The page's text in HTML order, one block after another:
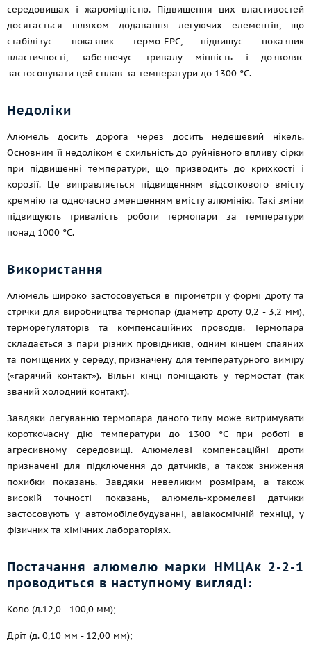
середовищах і жароміцністю. Підвищення цих властивостей
досягається шляхом додавання легуючих елементів, що
стабілізує показник термо-ЕРС, підвищує показник
пластичності, забезпечує тривалу міцність і дозволяє
застосовувати цей сплав за температури до 1300 °C.
Недоліки
Алюмель досить дорога через досить недешевий нікель.
Основним її недоліком є схильність до руйнівного впливу сірки
при підвищенні температури, що призводить до крихкості і
корозії. Це виправляється підвищенням відсоткового вмісту
кремнію та одночасно зменшенням вмісту алюмінію. Такі зміни
підвищують тривалість роботи термопари за температури
понад 1000 °C.
Використання
Алюмель широко застосовується в пірометрії у формі дроту та
стрічки для виробництва термопар (діаметр дроту 0,2 - 3,2 мм),
терморегуляторів та компенсаційних проводів. Термопара
складається з пари різних провідників, одним кінцем спаяних
та поміщених у середу, призначену для температурного виміру
(«гарячий контакт»). Вільні кінці поміщають у термостат (так
званий холодний контакт).
Завдяки легуванню термопара даного типу може витримувати
короткочасну дію температури до 1300 °C при роботі в
агресивному середовищі. Алюмелеві компенсаційні дроти
призначені для підключення до датчиків, а також зниження
похибки показань. Завдяки невеликим розмірам, а також
високій точності показань, алюмель-хромелеві датчики
застосовують у автомобілебудуванні, авіакосмічній техніці, у
фізичних та хімічних лабораторіях.
Постачання алюмелю марки НМЦАк 2-2-1
проводиться в наступному вигляді:
Коло (д.12,0 - 100,0 мм);
Дріт (д. 0,10 мм - 12,00 мм);